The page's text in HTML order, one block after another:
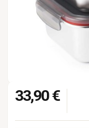
33,90 €